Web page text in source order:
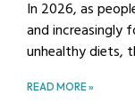
In 2026, as
and increasingly
unhealthy diets,
to fulfill your
READ MORE »